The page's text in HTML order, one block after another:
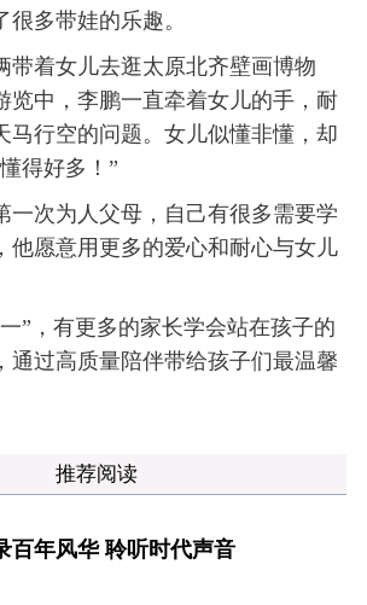
多带娃的乐趣。
着女儿去逛太原北齐壁画博物
览中，李鹏一直牵着女儿的手，耐
马行空的问题。女儿似懂非懂，却
得好多！”
次为人父母，自己有很多需要学
他愿意用更多的爱心和耐心与女儿
，有更多的家长学会站在孩子的
通过高质量陪伴带给孩子们最温馨
推荐阅读
年风华 聆听时代声音